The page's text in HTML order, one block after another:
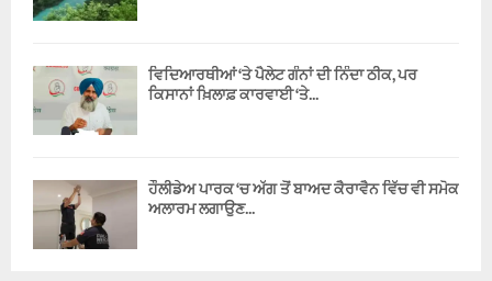
ਵਿਦਿਆਰਥੀਆਂ ‘ਤੇ ਪੈਲੇਟ ਗੰਨਾਂ ਦੀ ਨਿੰਦਾ ਠੀਕ, ਪਰ
ਕਿਸਾਨਾਂ ਖ਼ਿਲਾਫ਼ ਕਾਰਵਾਈ ‘ਤੇ...
ਹੌਲੀਡੇਅ ਪਾਰਕ ‘ਚ ਅੱਗ ਤੋਂ ਬਾਅਦ ਕੈਰਾਵੈਨ ਵਿੱਚ ਵੀ ਸਮੋਕ
ਅਲਾਰਮ ਲਗਾਉਣ...